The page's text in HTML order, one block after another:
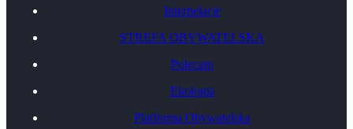
Interpelacje
STREFA OBYWATELSKA
Polecam
Ekologia
Platforma Obywatelska